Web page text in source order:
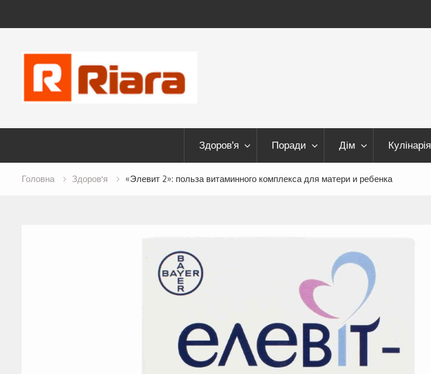
content
Здоров’я Поради Дім Кулінарія
Головна Здоров'я «Элевит 2»: польза витаминного комплекса для матери и ребенка